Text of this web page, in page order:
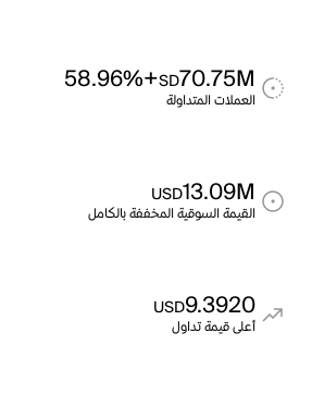
70.75M
SD
+58.96%
العملات المتداولة
13.09M
USD
القيمة السوقية المخففة بالكامل
9.3920
USD
أعلى قيمة تداول